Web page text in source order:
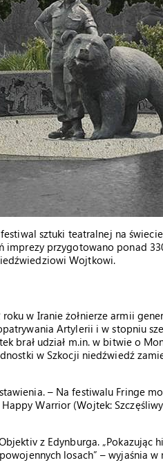
sztuki teatralnej na
imprezy przygotowano ponad
Wojtkowi.
w Iranie żołnierze armii
Artylerii i w stopniu
brał udział m.in. w bitwie o
w Szkocji niedźwiedź
– Na festiwalu Fringe
Warrior (Wojtek:
z Edynburga.
losach” – wyjaśnia w